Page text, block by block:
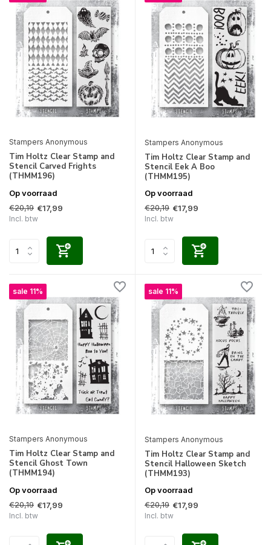
Stampers Anonymous
Tim Holtz Clear Stamp and
Stencil Carved Frights
(THMM196)
Op voorraad
€20,19 €17,99
Incl. btw
Stampers Anonymous
Tim Holtz Clear Stamp and
Stencil Eek A Boo
(THMM195)
Op voorraad
€20,19 €17,99
Incl. btw
sale 11%
Stampers Anonymous
Tim Holtz Clear Stamp and
Stencil Ghost Town
(THMM194)
Op voorraad
€20,19 €17,99
Incl. btw
sale 11%
Stampers Anonymous
Tim Holtz Clear Stamp and
Stencil Halloween Sketch
(THMM193)
Op voorraad
€20,19 €17,99
Incl. btw